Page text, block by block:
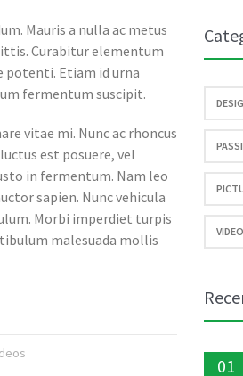
Mauris a nulla ac metus
Curabitur elementum
potenti. Etiam id urna
fermentum suscipit.
vitae mi. Nunc ac rhoncus
est posuere, vel
in fermentum. Nam leo
sapien. Nunc vehicula
Morbi imperdiet turpis
malesuada mollis
04
06
05
01